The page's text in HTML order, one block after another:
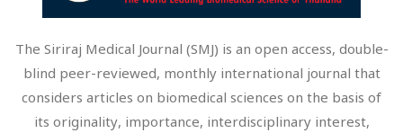
The Siriraj Medical Journal (SMJ) is an open access, double-
blind peer-reviewed, monthly international journal that
considers articles on biomedical sciences on the basis of
its originality, importance, interdisciplinary interest,